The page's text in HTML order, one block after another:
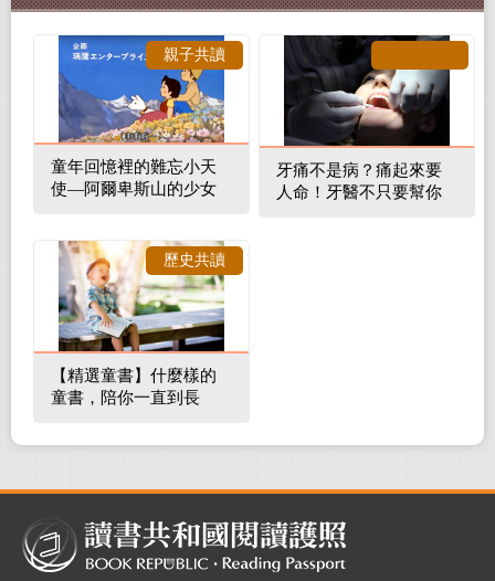
童年回憶裡的難忘小天
使—阿爾卑斯山的少女
親子共讀
牙痛不是病？痛起來要
人命！牙醫不只要幫你
【精選童書】什麼樣的
童書，陪你一直到長
歷史共讀